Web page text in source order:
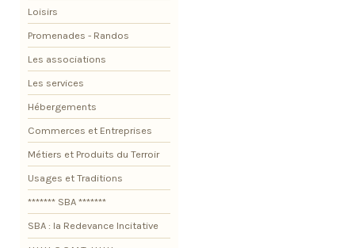
Loisirs
Promenades - Randos
Les associations
Les services
Hébergements
Commerces et Entreprises
Métiers et Produits du Terroir
Usages et Traditions
******* SBA *******
SBA : la Redevance Incitative